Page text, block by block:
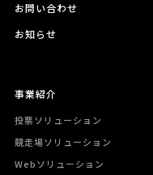
お問い合わせ
お知らせ
事業紹介
投票ソリューション
競走場ソリューション
Webソリューション